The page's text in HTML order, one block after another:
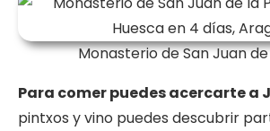
Monasterio de San Juan
Para comer puedes acercarte a
pintxos y vino puedes descubrir